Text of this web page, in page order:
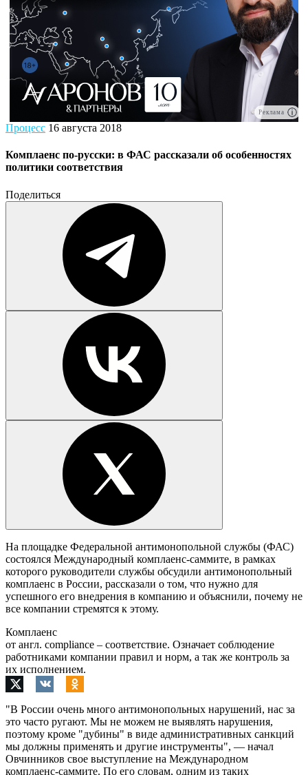
Реклама
Процесс 16 августа 2018
Комплаенс по-русски: в ФАС рассказали об особенностях
политики соответствия
Поделиться
На площадке Федеральной антимонопольной службы (ФАС)
состоялся Международный комплаенс-саммите, в рамках
которого руководители службы обсудили антимонопольный
комплаенс в России, рассказали о том, что нужно для
успешного его внедрения в компанию и объяснили, почему не
все компании стремятся к этому.
Комплаенс
от англ. compliance – соответствие. Означает соблюдение
работниками компании правил и норм, а так же контроль за
их исполнением.
"В России очень много антимонопольных нарушений, нас за
это часто ругают. Мы не можем не выявлять нарушения,
поэтому кроме "дубины" в виде административных санкций
мы должны применять и другие инструменты", — начал
Овчинников свое выступление на Международном
комплаенс-саммите. По его словам, одним из таких